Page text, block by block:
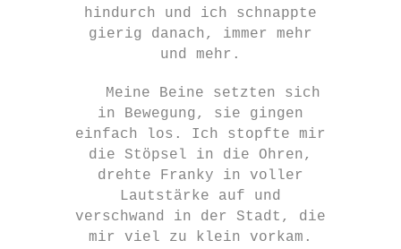
hindurch und ich schnappte
gierig danach, immer mehr
und mehr.
Meine Beine setzten sich
in Bewegung, sie gingen
einfach los. Ich stopfte mir
die Stöpsel in die Ohren,
drehte Franky in voller
Lautstärke auf und
verschwand in der Stadt, die
mir viel zu klein vorkam.